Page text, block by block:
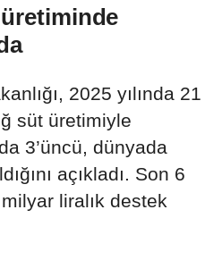
2025 yılında 21
süt üretimiyle
3’üncü, dünyada
açıkladı. Son 6
liralık destek